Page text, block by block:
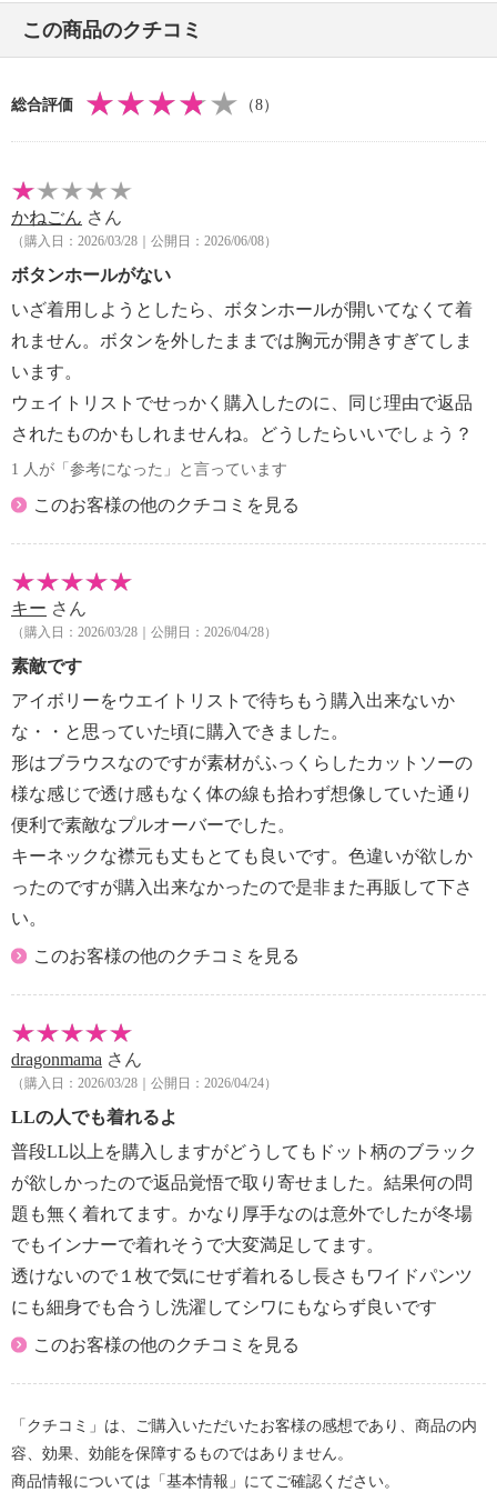
この商品のクチコミ
総合評価 （8）
かねごん さん
（購入日：2026/03/28｜公開日：2026/06/08）
ボタンホールがない
いざ着用しようとしたら、ボタンホールが開いてなくて着
れません。ボタンを外したままでは胸元が開きすぎてしま
います。
ウェイトリストでせっかく購入したのに、同じ理由で返品
されたものかもしれませんね。どうしたらいいでしょう？
1 人が「参考になった」と言っています
このお客様の他のクチコミを見る
キー さん
（購入日：2026/03/28｜公開日：2026/04/28）
素敵です
アイボリーをウエイトリストで待ちもう購入出来ないか
な・・と思っていた頃に購入できました。
形はブラウスなのですが素材がふっくらしたカットソーの
様な感じで透け感もなく体の線も拾わず想像していた通り
便利で素敵なプルオーバーでした。
キーネックな襟元も丈もとても良いです。色違いが欲しか
ったのですが購入出来なかったので是非また再販して下さ
い。
このお客様の他のクチコミを見る
dragonmama さん
（購入日：2026/03/28｜公開日：2026/04/24）
LLの人でも着れるよ
普段LL以上を購入しますがどうしてもドット柄のブラック
が欲しかったので返品覚悟で取り寄せました。結果何の問
題も無く着れてます。かなり厚手なのは意外でしたが冬場
でもインナーで着れそうで大変満足してます。
透けないので１枚で気にせず着れるし長さもワイドパンツ
にも細身でも合うし洗濯してシワにもならず良いです
このお客様の他のクチコミを見る
「クチコミ」は、ご購入いただいたお客様の感想であり、商品の内
容、効果、効能を保障するものではありません。
商品情報については「基本情報」にてご確認ください。